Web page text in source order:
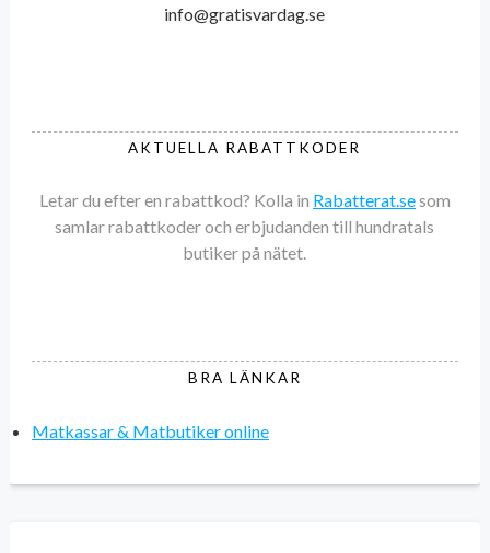
info@gratisvardag.se
AKTUELLA RABATTKODER
Letar du efter en rabattkod? Kolla in Rabatterat.sesom
samlar rabattkoder och erbjudanden till hundratals
butiker på nätet.
BRA LÄNKAR
Matkassar & Matbutiker online